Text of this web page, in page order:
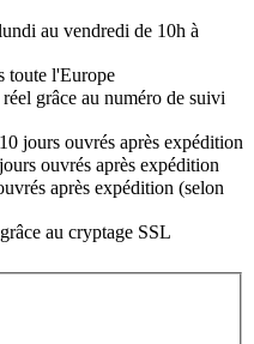
au vendredi de 10h à
toute l'Europe
grâce au numéro de suivi
jours ouvrés après expédition
ouvrés après expédition
après expédition (selon
au cryptage SSL